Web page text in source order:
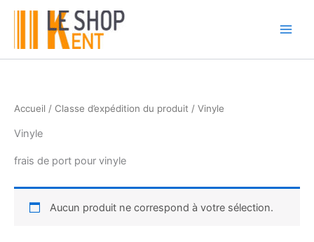
Aller
Accueil / Classe d’expédition du produit / Vinyle
Vinyle
frais de port pour vinyle
Aucun produit ne correspond à votre sélection.